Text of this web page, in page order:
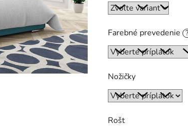
hviezdičiek.
Farebné prevedenie ?
Nožičky
Rošt